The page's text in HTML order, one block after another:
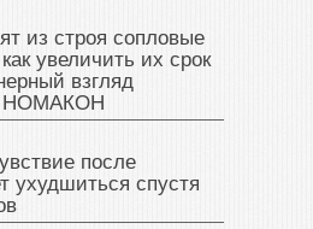
из строя сопловые
увеличить их срок
взгляд
НОМАКОН
после
ухудшиться спустя